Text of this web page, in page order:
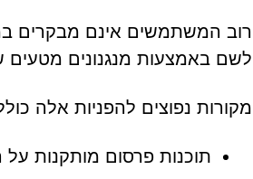
לשם באמצעות מנגנונים מטעים
מקורות נפוצים להפניות אלה
תוכנות פרסום מותקנות